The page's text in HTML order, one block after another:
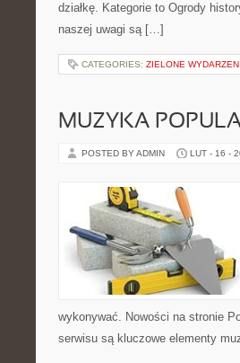
działkę. Kategorie to Ogrody
naszej uwagi są […]
CATEGORIES: ZIELONE
MUZYKA
POSTED BY ADMIN LUT - 16 -
wykonywać. Nowości na stronie
serwisu są kluczowe elementy